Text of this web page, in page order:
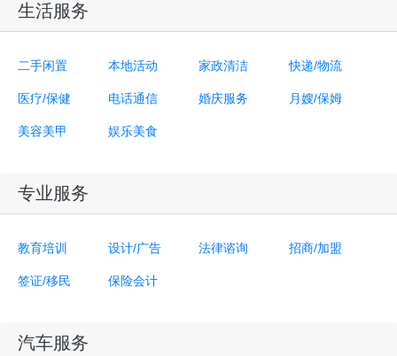
生活服务
二手闲置 本地活动 家政清洁 快递/物流
医疗/保健 电话通信 婚庆服务 月嫂/保姆
美容美甲 娱乐美食
专业服务
教育培训 设计/广告 法律谘询 招商/加盟
签证/移民 保险会计
汽车服务